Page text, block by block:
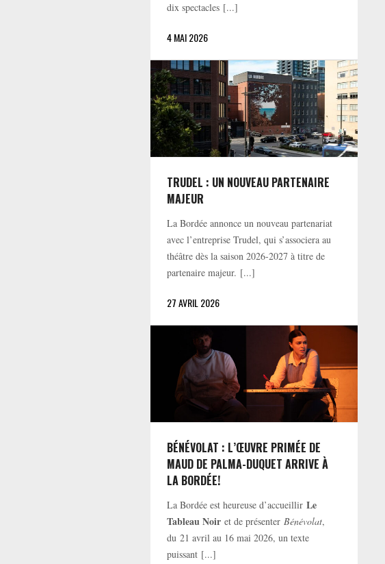
dix spectacles [...]
4 MAI 2026
TRUDEL : UN NOUVEAU PARTENAIRE
MAJEUR
La Bordée annonce un nouveau partenariat
avec l’entreprise Trudel, qui s’associera au
théâtre dès la saison 2026-2027 à titre de
partenaire majeur. [...]
27 AVRIL 2026
BÉNÉVOLAT : L’ŒUVRE PRIMÉE DE
MAUD DE PALMA-DUQUET ARRIVE À
LA BORDÉE!
La Bordée est heureuse d’accueillirLe
Tableau Noir et de présenterBénévolat,
du 21 avril au 16 mai 2026, un texte
puissant [...]